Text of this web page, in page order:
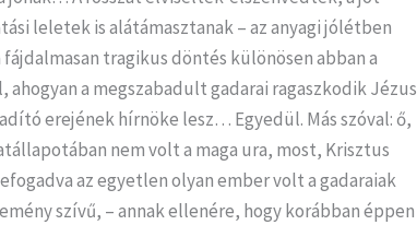
leletek is alátámasztanak – az anyagi jólétben
tragikus döntés különösen abban a
a megszabadult gadarai ragaszkodik Jézus
erejének hírnöke lesz… Egyedül. Más szóval: ő,
nem volt a maga ura, most, Krisztus
az egyetlen olyan ember volt a gadaraiak
szívű, – annak ellenére, hogy korábban éppen